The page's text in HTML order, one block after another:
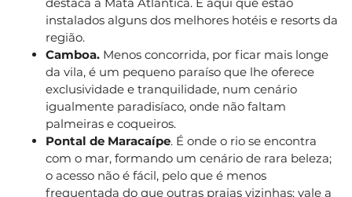
instalados alguns dos melhores hotéis e resorts da
região.
Camboa. Menos concorrida, por ficar mais longe
da vila, é um pequeno paraíso que lhe oferece
exclusividade e tranquilidade, num cenário
igualmente paradisíaco, onde não faltam
palmeiras e coqueiros.
Pontal de Maracaípe. É onde o rio se encontra
com o mar, formando um cenário de rara beleza;
o acesso não é fácil, pelo que é menos
frequentada do que outras praias vizinhas; vale a